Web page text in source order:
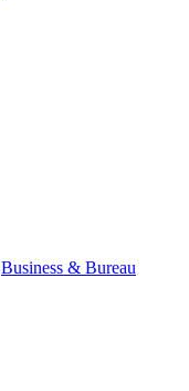
Business & Bureau